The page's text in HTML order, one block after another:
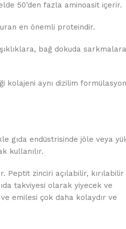
50’den fazla aminoasit içerir.
en önemli proteindir.
bağ dokuda
kolajeni aynı dizilim
gıda endüstrisinde jöle veya
kullanılır.
Peptit zinciri açılabilir, kırılabilir
takviyesi olarak yiyecek ve
emilesi çok daha kolaydır ve